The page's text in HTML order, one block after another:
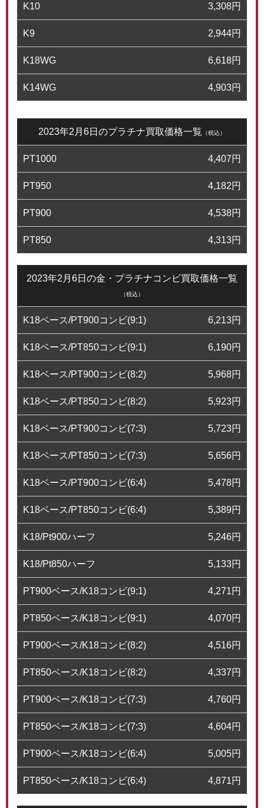
K10 3,308円
K9 2,944円
K18WG 6,618円
K14WG 4,903円
2023年2月6日のプラチナ買取価格一覧 （税込）
PT1000 4,407円
PT950 4,182円
PT900 4,538円
PT850 4,313円
2023年2月6日の金・プラチナコンビ買取価格一覧
（税込）
K18ベース/PT900コンビ(9:1) 6,213円
K18ベース/PT850コンビ(9:1) 6,190円
K18ベース/PT900コンビ(8:2) 5,968円
K18ベース/PT850コンビ(8:2) 5,923円
K18ベース/PT900コンビ(7:3) 5,723円
K18ベース/PT850コンビ(7:3) 5,656円
K18ベース/PT900コンビ(6:4) 5,478円
K18ベース/PT850コンビ(6:4) 5,389円
K18/Pt900ハーフ 5,246円
K18/Pt850ハーフ 5,133円
PT900ベース/K18コンビ(9:1) 4,271円
PT850ベース/K18コンビ(9:1) 4,070円
PT900ベース/K18コンビ(8:2) 4,516円
PT850ベース/K18コンビ(8:2) 4,337円
PT900ベース/K18コンビ(7:3) 4,760円
PT850ベース/K18コンビ(7:3) 4,604円
PT900ベース/K18コンビ(6:4) 5,005円
PT850ベース/K18コンビ(6:4) 4,871円